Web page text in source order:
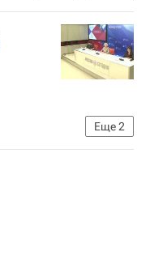
Взрослые и дети в медиа кампусе МИА "Россия сегодня" в "Артеке"
Еще2